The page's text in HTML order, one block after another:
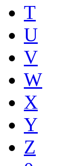
T
U
V
W
X
Y
Z